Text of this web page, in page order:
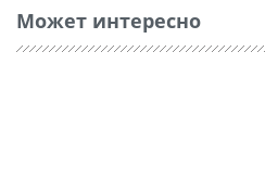
Может интересно